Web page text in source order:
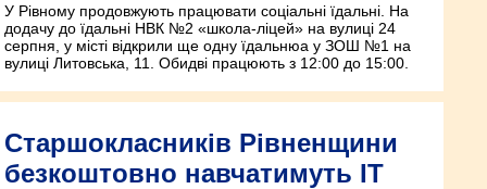
У Рівному продовжують працювати соціальні їдальні. На
додачу до їдальні НВК №2 «школа-ліцей» на вулиці 24
серпня, у місті відкрили ще одну їдальнюа у ЗОШ №1 на
вулиці Литовська, 11. Обидві працюють з 12:00 до 15:00.
Старшокласників Рівненщини
безкоштовно навчатимуть ІТ